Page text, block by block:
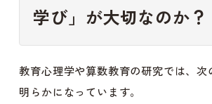
学び」が大切なのか？
教育心理学や算数教育の研究では、次
明らかになっています。